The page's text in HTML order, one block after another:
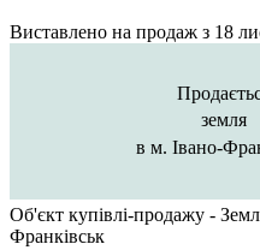
Виставлено на продаж з 18
земля
в м. Івано-
Об'єкт купівлі-продажу -
Франківськ